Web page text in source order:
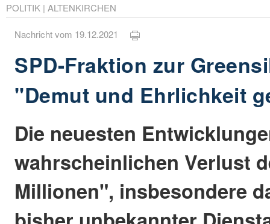
POLITIK | ALTENKIRCHEN
Nachricht vom 19.12.2021
SPD-Fraktion zur
"Demut und Ehrlichkeit
Die neuesten
wahrscheinlichen Verlust
Millionen", insbesondere